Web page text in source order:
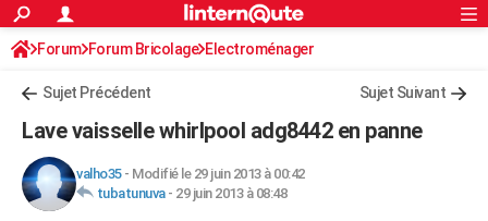
ACTUALITÉS
Politique
Société
Faits Divers
Education
Monde
Villes
+
FINANCE
Retraite
Impôts
Epargne
Immobilier
Risques naturels par ville
Banque
Assurance
Crédit
AUTO
S'inscrire
Connexion
Forum Forum Bricolage Electroménager
Sujet Précédent Sujet Suivant
Lave vaisselle whirlpool adg8442 en panne
valho35- Modifié le 29 juin 2013 à 00:42
tubatunuva- 29 juin 2013 à 08:48